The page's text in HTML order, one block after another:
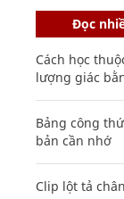
Đọc
Cách học
lượng giác
Bảng công
bản cần nhớ
Clip lột tả